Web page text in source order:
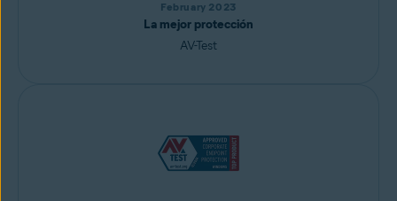
February 2023
La mejor protección
AV-Test